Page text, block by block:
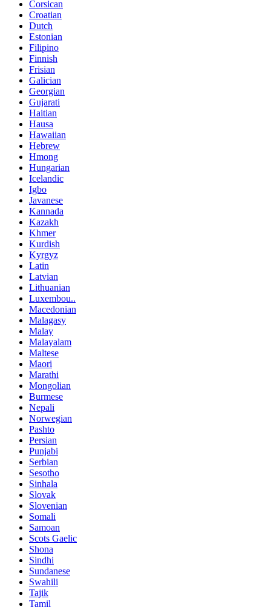
Corsican
Croatian
Dutch
Estonian
Filipino
Finnish
Frisian
Galician
Georgian
Gujarati
Haitian
Hausa
Hawaiian
Hebrew
Hmong
Hungarian
Icelandic
Igbo
Javanese
Kannada
Kazakh
Khmer
Kurdish
Kyrgyz
Latin
Latvian
Lithuanian
Luxembou..
Macedonian
Malagasy
Malay
Malayalam
Maltese
Maori
Marathi
Mongolian
Burmese
Nepali
Norwegian
Pashto
Persian
Punjabi
Serbian
Sesotho
Sinhala
Slovak
Slovenian
Somali
Samoan
Scots Gaelic
Shona
Sindhi
Sundanese
Swahili
Tajik
Tamil